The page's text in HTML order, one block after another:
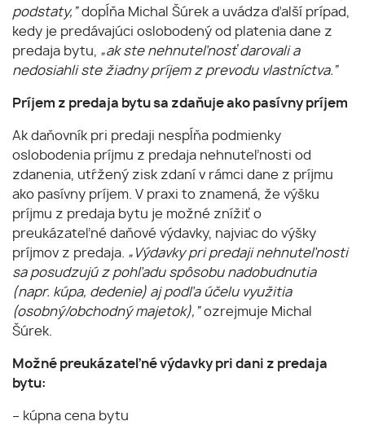
podstaty,”dopĺňa Michal Šúrek a uvádza ďalší prípad,
kedy je predávajúci oslobodený od platenia dane z
predaja bytu,
„ak ste nehnuteľnosť darovali a
nedosiahli ste žiadny príjem z prevodu vlastníctva.”
Príjem z predaja bytu sa zdaňuje ako pasívny príjem
Ak daňovník pri predaji nespĺňa podmienky
oslobodenia príjmu z predaja nehnuteľnosti od
zdanenia, utŕžený zisk zdaní v rámci dane z príjmu
ako pasívny príjem. V praxi to znamená, že výšku
príjmu z predaja bytu je možné znížiť o
preukázateľné daňové výdavky, najviac do výšky
príjmov z predaja.
„Výdavky pri predaji nehnuteľnosti
sa posudzujú z pohľadu spôsobu nadobudnutia
(napr. kúpa, dedenie) aj podľa účelu využitia
(osobný/obchodný majetok),”ozrejmuje Michal
Šúrek.
Možné preukázateľné výdavky pri dani z predaja
bytu:
– kúpna cena bytu